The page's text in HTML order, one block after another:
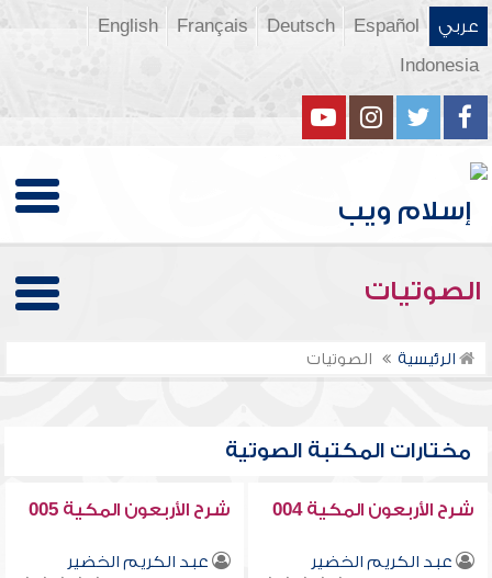
عربي Español
Deutsch
Français
English
Indonesia
الصوتيات
الرئيسية الصوتيات
مختارات المكتبة الصوتية
شرح الأربعون المكية 004
عبد الكريم الخضير
شرح الأربعون المكية 005
عبد الكريم الخضير